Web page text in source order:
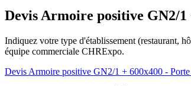
Devis Armoire positive GN2/
Indiquez votre type d'établissement (restaurant,
équipe commerciale CHRExpo.
Devis Armoire positive GN2/1 + 600x400 -